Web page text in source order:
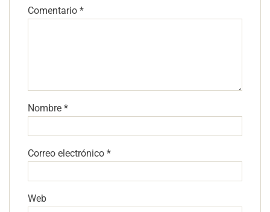
Comentario *
Nombre *
Correo electrónico *
Web